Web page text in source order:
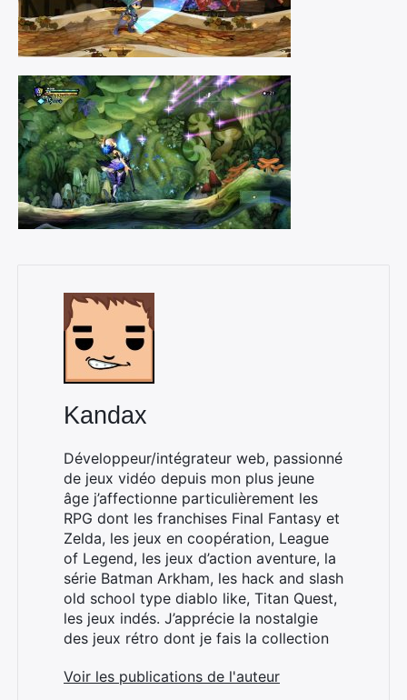
Kandax
Développeur/intégrateur web, passionné
de jeux vidéo depuis mon plus jeune
âge j’affectionne particulièrement les
RPG dont les franchises Final Fantasy et
Zelda, les jeux en coopération, League
of Legend, les jeux d’action aventure, la
série Batman Arkham, les hack and slash
old school type diablo like, Titan Quest,
les jeux indés. J’apprécie la nostalgie
des jeux rétro dont je fais la collection
Voir les publications de l'auteur
Rechercher
: